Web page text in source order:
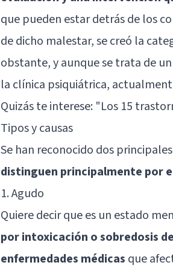
que pueden estar detrás de los
de dicho malestar, se creó la
obstante, y aunque se trata de
la clínica psiquiátrica,
Quizás te interese: "Los 15
Tipos y causas
Se han reconocido dos
distinguen principalmente por
1. Agudo
Quiere decir que es un estado
por intoxicación o sobredosis
enfermedades médicas que